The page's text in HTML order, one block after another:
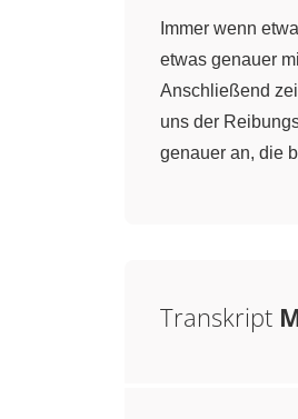
Immer wenn
etwas genauer
Anschließend
uns der
genauer an, die
Transkript